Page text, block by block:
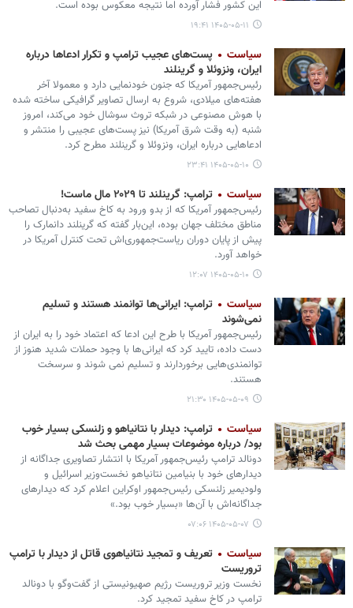
این کشور فشار آورده اما نتیجه معکوس بوده است.
۱۴۰۵-۰۵-۱۱ ۱۹:۴۱
سیاست
پست‌های عجیب ترامپ و تکرار ادعاها درباره
ایران، ونزوئلا و گرینلند
رئیس‌جمهور آمریکا که جنون خودنمایی دارد و معمولا آخر
هفته‌های میلادی، شروع به ارسال تصاویر گرافیکی ساخته شده
با هوش مصنوعی در شبکه تروث سوشال خود می‌کند، امروز
شنبه (به وقت شرق آمریکا) نیز پست‌های عجیبی را منتشر و
ادعاهایی درباره ایران، ونزوئلا و گرینلند مطرح کرد.
۱۴۰۵-۰۵-۱۰ ۲۳:۴۱
سیاست ترامپ: گرینلند تا ۲۰۲۹ مال ماست!
رئیس‌جمهور آمریکا که از بدو ورود به کاخ سفید به‌دنبال تصاحب
مناطق مختلف جهان بوده، این‌بار گفته که گرینلند دانمارک را
پیش از پایان دوران ریاست‌جمهوری‌اش تحت کنترل آمریکا در
خواهد آورد.
۱۴۰۵-۰۵-۱۰ ۱۲:۰۷
سیاست
ترامپ: ایرانی‌ها توانمند هستند و تسلیم
نمی‌شوند
رئیس‌جمهور آمریکا با طرح این ادعا که اعتماد خود را به ایران از
دست داده، تایید کرد که ایرانی‌ها با وجود حملات شدید هنوز از
توانمندی‌هایی برخوردارند و تسلیم نمی شوند و سرسخت
هستند.
۱۴۰۵-۰۵-۰۹ ۲۱:۳۰
سیاست
ترامپ: دیدار با نتانیاهو و زلنسکی بسیار خوب
بود/ درباره موضوعات بسیار مهمی بحث شد
دونالد ترامپ رئیس‌جمهور آمریکا با انتشار تصاویری جداگانه از
دیدارهای خود با بنیامین نتانیاهو نخست‌وزیر اسرائیل و
ولودیمیر زلنسکی رئیس‌جمهور اوکراین اعلام کرد که دیدارهای
جداگانه‌اش با آن‌ها «بسیار خوب بود.»
۱۴۰۵-۰۵-۰۷ ۰۷:۰۶
سیاست
تعریف و تمجید نتانیاهوی قاتل از دیدار با ترامپ
تروریست
نخست وزیر تروریست رژیم صهیونیستی از گفت‌وگو با دونالد
ترامپ در کاخ سفید تمجید کرد.